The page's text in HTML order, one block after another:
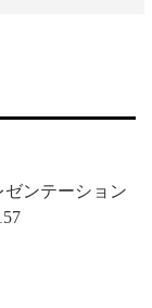
ゼンテーション